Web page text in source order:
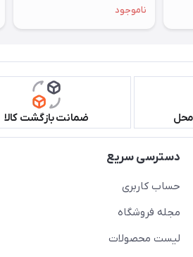
ناموجود
محل ضمانت بازگشت کالا
دسترسی سریع
حساب کاربری
مجله فروشگاه
لیست محصولات